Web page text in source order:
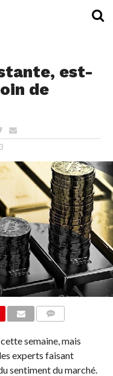
est-
de
semaine, mais
experts faisant
sentiment du marché.